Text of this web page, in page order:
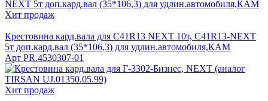
Хит продаж
Крестовина кард.вала для C41R13 NEXT 10т, C41R13-NEXT
5т доп.кард.вал (35*106,3) для удлин.автомобиля,КАМ
Арт PR.4530307-01
Хит продаж